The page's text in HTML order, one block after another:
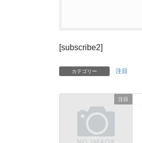
[subscribe2]
カテゴリー 注目
注目